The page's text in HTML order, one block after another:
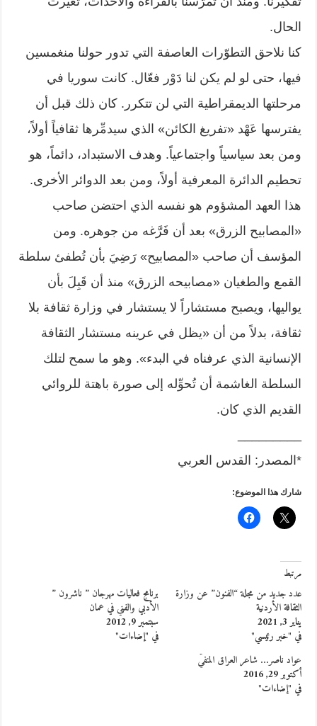
الحال.
كنا نلاحق التطوّرات العاصفة التي تدور حولنا منغمسين
فيها، حتى لو لم يكن لنا دَوْر فعّال. كانت سوريا في
مرحلتها الديمقراطية التي لن تتكرر. كان ذلك قبل أن
يفترسها عَهْد «تفريغ الكائن» الذي سيدمِّرها ثقافياً أولاً،
ومن بعد سياسياً واجتماعياً. وهدف الاستبداد، دائماً، هو
تحطيم الدائرة المعرفية أولاً، ومن بعد الدوائر الأخرى.
هذا العهد المشؤوم هو نفسه الذي احتضن صاحب
«المصابيح الزرق» بعد أن فَرَّغه من جوهره. ومن
المؤسف أن صاحب «المصابيح» رَضِيَ بأن تُطفئ سلطة
القمع والطغيان «مصابيحه الزرق» منذ أن قَبِلَ بأن
يواليها، ويصبح مستشاراً لا يستشار في وزارة ثقافة بلا
ثقافة، بدلاً من أن «يظل في عرينه مستشار الثقافة
الإنسانية الذي عرفناه في البدء». وهو ما سمح لتلك
السلطة الغاشمة أن تُحوِّله إلى صورة باهتة للروائي
القديم الذي كان.
*المصدر: القدس العربي
شارك هذا الموضوع:
مرتبط
عدد جديد من مجلة “الفنون” عن وزارة
الثقافة الأردنية
يناير 3, 2021
في "خبر رئيسي"
برنامج فعاليات مهرجان ” ناشرون ”
الأدبي والفني في عمان
سبتمبر 9, 2012
في "إضاءات"
عواد ناصر… شاعر العراق المنفيّ
أكتوبر 29, 2016
في "إضاءات"